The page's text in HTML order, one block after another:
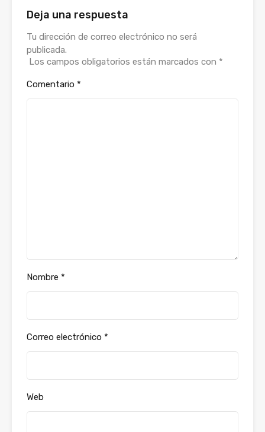
Deja una respuesta
Tu dirección de correo electrónico no será
publicada.
Los campos obligatorios están marcados con *
Comentario *
Nombre *
Correo electrónico *
Web